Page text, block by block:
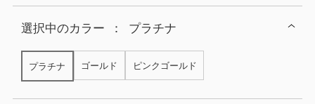
選択中のカラー ： プラチナ
プラチナ ゴールド ピンクゴールド